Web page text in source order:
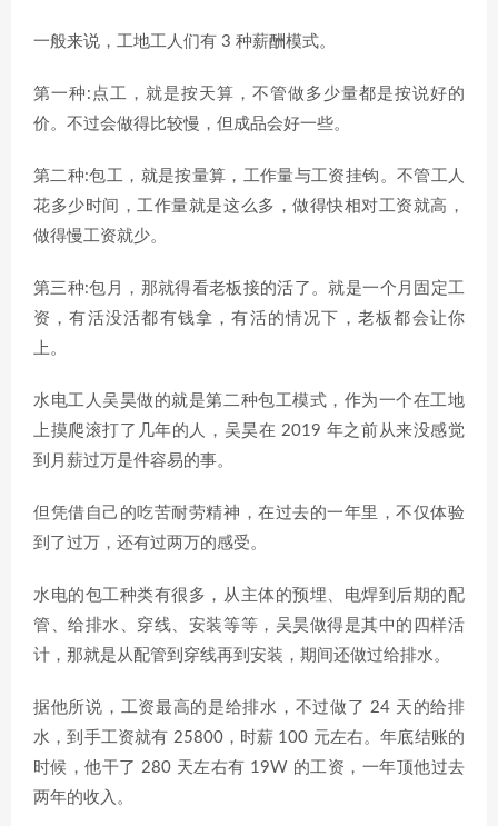
一般来说，工地工人们有 3 种薪酬模式。
第一种:点工，就是按天算，不管做多少量都是按说好的
价。不过会做得比较慢，但成品会好一些。
第二种:包工，就是按量算，工作量与工资挂钩。不管工人
花多少时间，工作量就是这么多，做得快相对工资就高，
做得慢工资就少。
第三种:包月，那就得看老板接的活了。就是一个月固定工
资，有活没活都有钱拿，有活的情况下，老板都会让你
上。
水电工人吴昊做的就是第二种包工模式，作为一个在工地
上摸爬滚打了几年的人，吴昊在 2019 年之前从来没感觉
到月薪过万是件容易的事。
但凭借自己的吃苦耐劳精神，在过去的一年里，不仅体验
到了过万，还有过两万的感受。
水电的包工种类有很多，从主体的预埋、电焊到后期的配
管、给排水、穿线、安装等等，吴昊做得是其中的四样活
计，那就是从配管到穿线再到安装，期间还做过给排水。
据他所说，工资最高的是给排水，不过做了 24 天的给排
水，到手工资就有 25800，时薪 100 元左右。年底结账的
时候，他干了 280 天左右有 19W 的工资，一年顶他过去
两年的收入。